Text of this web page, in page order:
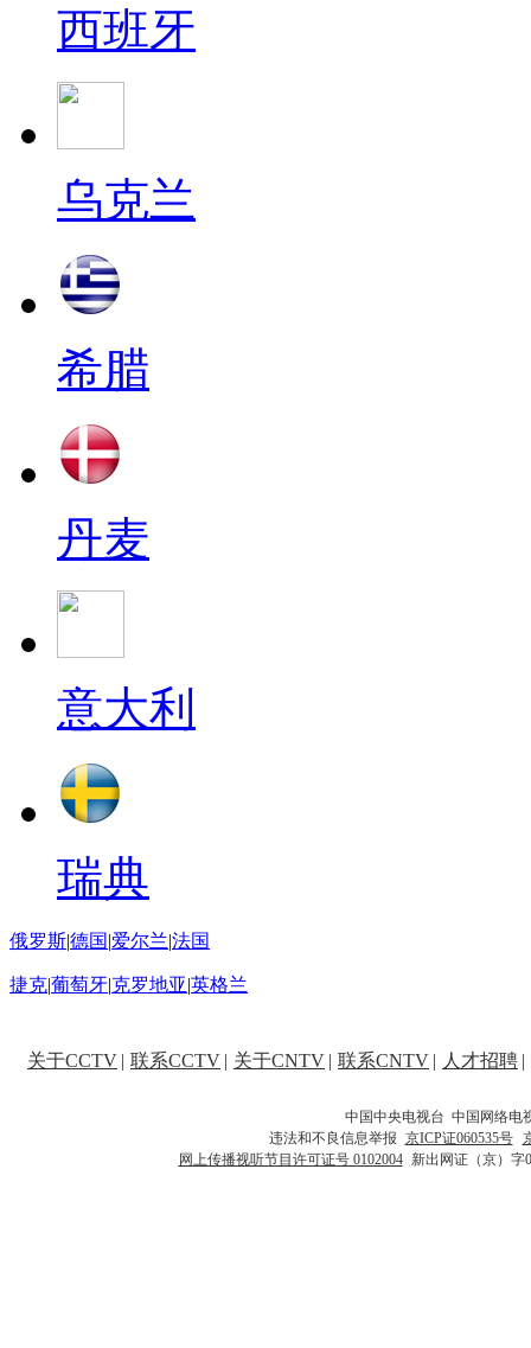
西班牙
乌克兰
希腊
丹麦
意大利
瑞典
俄罗斯|德国|爱尔兰|法国
捷克|葡萄牙|克罗地亚|英格兰
关于CCTV | 联系CCTV | 关于CNTV | 联系CNTV | 人才招聘 |
中国中央电视台 中国网络电
违法和不良信息举报 京ICP证060535号
网上传播视听节目许可证号 0102004 新出网证（京）